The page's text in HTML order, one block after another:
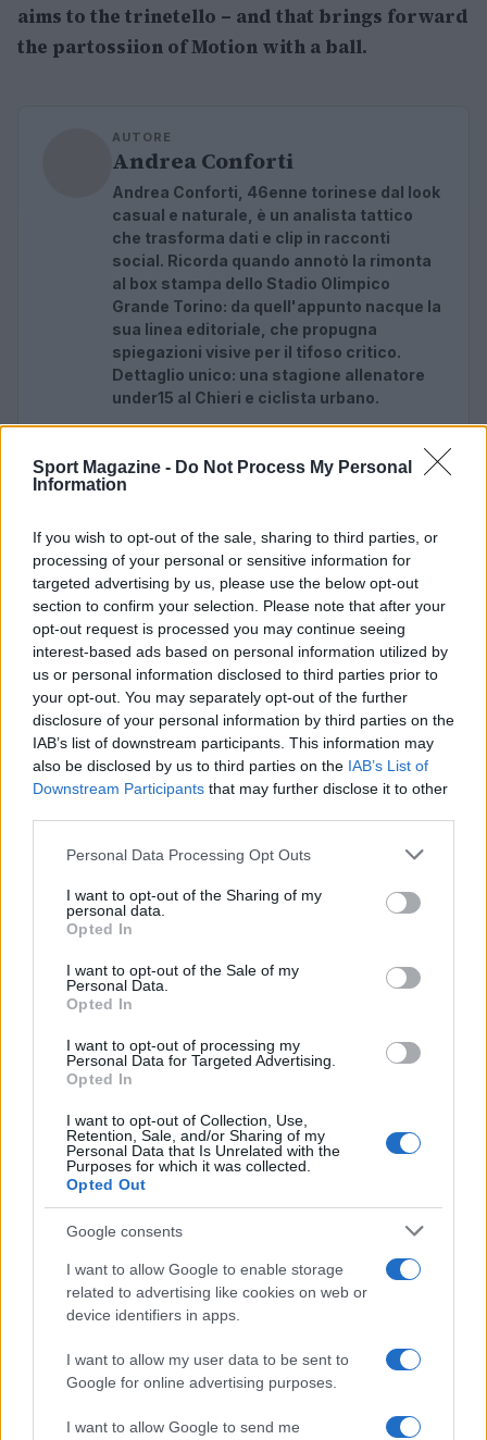
Sport Magazine - Do Not Process My Personal
Information
If you wish to opt-out of the sale, sharing to third parties, or
processing of your personal or sensitive information for
targeted advertising by us, please use the below opt-out
section to confirm your selection. Please note that after your
opt-out request is processed you may continue seeing
interest-based ads based on personal information utilized by
us or personal information disclosed to third parties prior to
your opt-out. You may separately opt-out of the further
disclosure of your personal information by third parties on the
IAB’s list of downstream participants. This information may
also be disclosed by us to third parties on the IAB’s List of
Downstream Participants that may further disclose it to other
Please note that this website/app uses one or more Google
not limited to your visit or usage behaviour. You may click to
grant or deny consent to Google and its third-party tags to
use your data for below specified purposes in below Google
consent section.
Personal Data Processing Opt Outs
I want to opt-out of the Sharing of my
personal data.
Opted In
I want to opt-out of the Sale of my
Personal Data.
Opted In
I want to opt-out of processing my
Personal Data for Targeted Advertising.
Opted In
I want to opt-out of Collection, Use,
Retention, Sale, and/or Sharing of my
Personal Data that Is Unrelated with the
Purposes for which it was collected.
Opted Out
Google consents
I want to allow Google to enable storage
related to advertising like cookies on web or
device identifiers in apps.
I want to allow my user data to be sent to
Google for online advertising purposes.
I want to allow Google to send me
aims to the trinetello – and that brings forward
the partossiion of Motion with a ball.
AUTORE
Andrea Conforti
Andrea Conforti, 46enne torinese dal look
casual e naturale, è un analista tattico
che trasforma dati e clip in racconti
social. Ricorda quando annotò la rimonta
al box stampa dello Stadio Olimpico
Grande Torino: da quell'appunto nacque la
sua linea editoriale, che propugna
spiegazioni visive per il tifoso critico.
Dettaglio unico: una stagione allenatore
under15 al Chieri e ciclista urbano.
Continua a leggere
TENNIS
ATP Masters 1000 Montreal 2026: orari e partite del 7
Andrea Conforti · 7 Ago 2026